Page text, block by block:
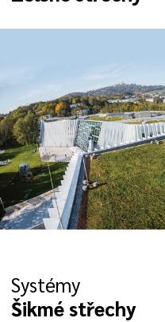
Systémy
Šikmé střechy